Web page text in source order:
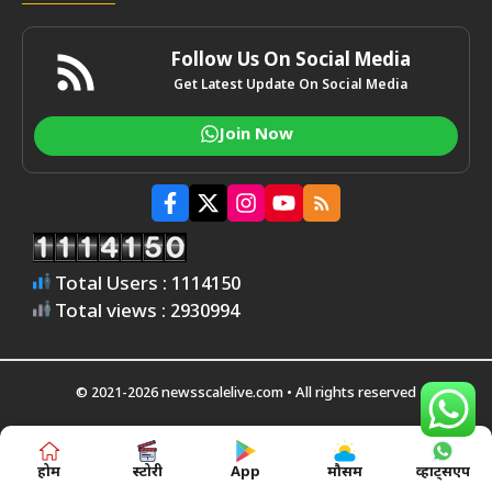
Follow Us On Social Media
Get Latest Update On Social Media
Join Now
Total Users : 1114150
Total views : 2930994
© 2021-2026 newsscalelive.com • All rights reserved
होम स्टोरी App मौसम व्हाट्सएप